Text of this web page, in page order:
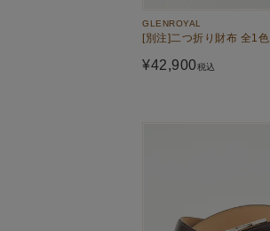
GLENROYAL
[別注]二つ折り財布 全1色
¥42,900税込